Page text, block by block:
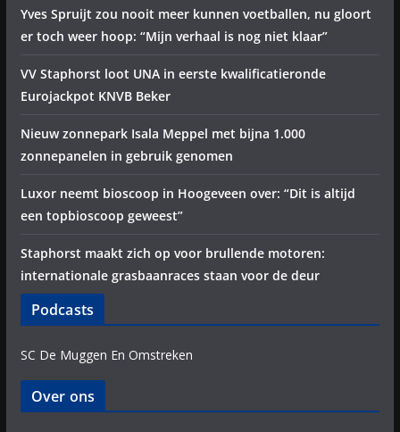
Yves Spruijt zou nooit meer kunnen voetballen, nu gloort
er toch weer hoop: “Mijn verhaal is nog niet klaar”
VV Staphorst loot UNA in eerste kwalificatieronde
Eurojackpot KNVB Beker
Nieuw zonnepark Isala Meppel met bijna 1.000
zonnepanelen in gebruik genomen
Luxor neemt bioscoop in Hoogeveen over: “Dit is altijd
een topbioscoop geweest”
Staphorst maakt zich op voor brullende motoren:
internationale grasbaanraces staan voor de deur
Podcasts
SC De Muggen En Omstreken
Over ons